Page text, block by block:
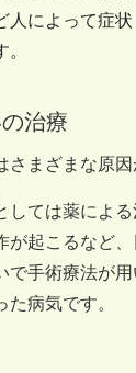
人によって症
治療
さまざまな原
しては薬によ
が起こるなど
で手術療法が
た病気です。